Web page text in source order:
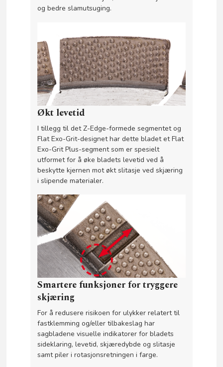
og bedre slamutsuging.
Økt levetid
I tillegg til det Z-Edge-formede segmentet og
Flat Exo-Grit-designet har dette bladet et Flat
Exo-Grit Plus-segment som er spesielt
utformet for å øke bladets levetid ved å
beskytte kjernen mot økt slitasje ved skjæring
i slipende materialer.
Smartere funksjoner for tryggere
skjæring
For å redusere risikoen for ulykker relatert til
fastklemming og/eller tilbakeslag har
sagbladene visuelle indikatorer for bladets
sideklaring, levetid, skjæredybde og slitasje
samt piler i rotasjonsretningen i farge.